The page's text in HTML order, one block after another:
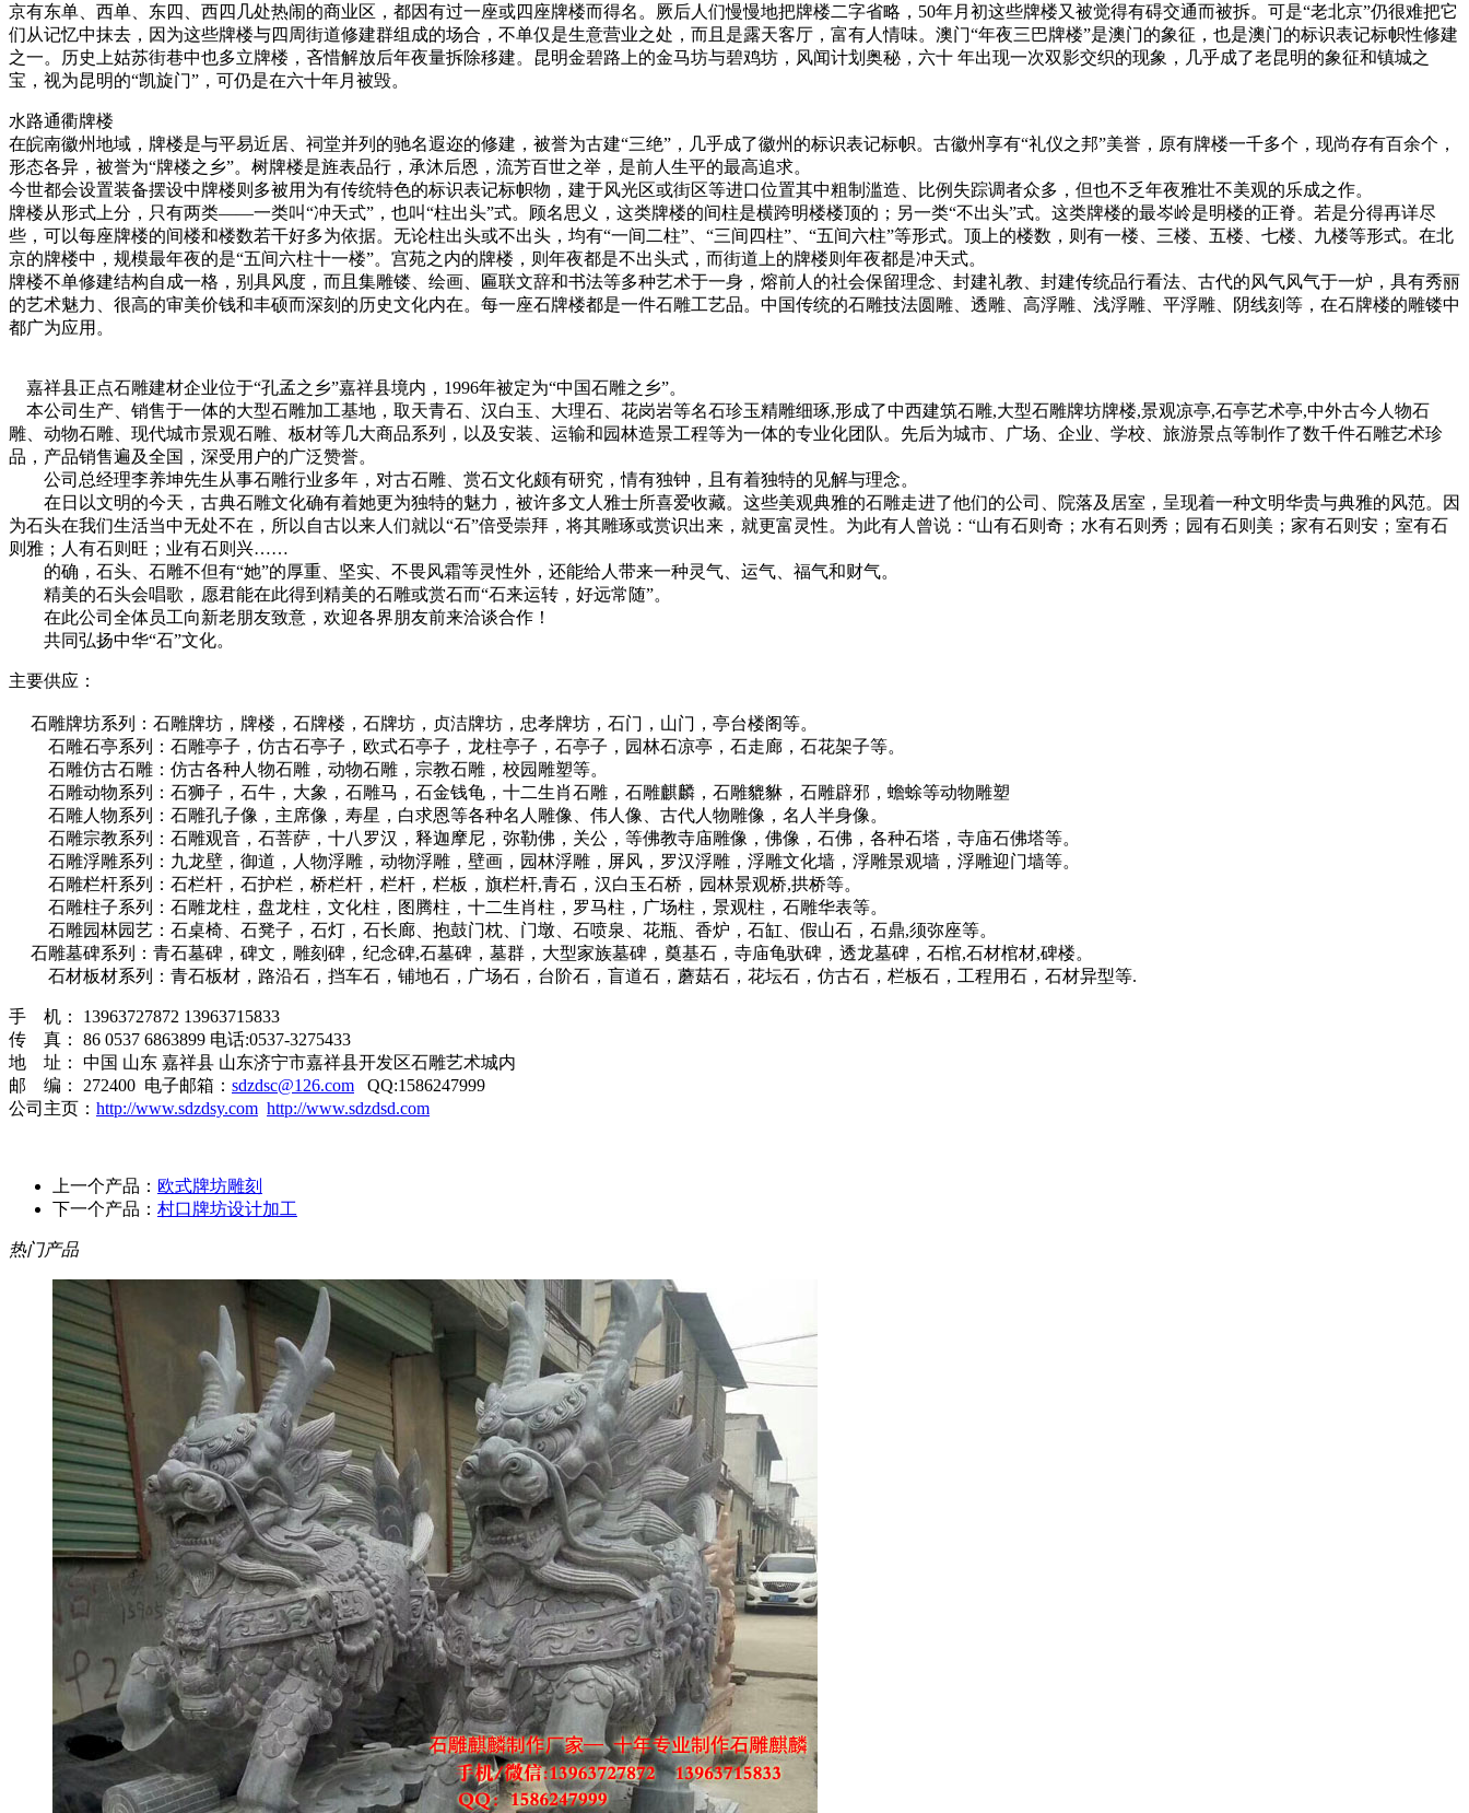
京有东单、西单、东四、西四几处热闹的商业区，都因有过一座或四座牌楼而得名。厥后人们慢慢地把牌楼二字省略，50年月初这些牌楼又被觉得有碍交通而被拆。可是“老北京”仍很难把它
们从记忆中抹去，因为这些牌楼与四周街道修建群组成的场合，不单仅是生意营业之处，而且是露天客厅，富有人情味。澳门“年夜三巴牌楼”是澳门的象征，也是澳门的标识表记标帜性修建
之一。历史上姑苏街巷中也多立牌楼，吝惜解放后年夜量拆除移建。昆明金碧路上的金马坊与碧鸡坊，风闻计划奥秘，六十 年出现一次双影交织的现象，几乎成了老昆明的象征和镇城之
宝，视为昆明的“凯旋门”，可仍是在六十年月被毁。
水路通衢牌楼
在皖南徽州地域，牌楼是与平易近居、祠堂并列的驰名遐迩的修建，被誉为古建“三绝”，几乎成了徽州的标识表记标帜。古徽州享有“礼仪之邦”美誉，原有牌楼一千多个，现尚存有百余个，
形态各异，被誉为“牌楼之乡”。树牌楼是旌表品行，承沐后恩，流芳百世之举，是前人生平的最高追求。
今世都会设置装备摆设中牌楼则多被用为有传统特色的标识表记标帜物，建于风光区或街区等进口位置其中粗制滥造、比例失踪调者众多，但也不乏年夜雅壮不美观的乐成之作。
牌楼从形式上分，只有两类——一类叫“冲天式”，也叫“柱出头”式。顾名思义，这类牌楼的间柱是横跨明楼楼顶的；另一类“不出头”式。这类牌楼的最岑岭是明楼的正脊。若是分得再详尽
些，可以每座牌楼的间楼和楼数若干好多为依据。无论柱出头或不出头，均有“一间二柱”、“三间四柱”、“五间六柱”等形式。顶上的楼数，则有一楼、三楼、五楼、七楼、九楼等形式。在北
京的牌楼中，规模最年夜的是“五间六柱十一楼”。宫苑之内的牌楼，则年夜都是不出头式，而街道上的牌楼则年夜都是冲天式。
牌楼不单修建结构自成一格，别具风度，而且集雕镂、绘画、匾联文辞和书法等多种艺术于一身，熔前人的社会保留理念、封建礼教、封建传统品行看法、古代的风气风气于一炉，具有秀丽
的艺术魅力、很高的审美价钱和丰硕而深刻的历史文化内在。每一座石牌楼都是一件石雕工艺品。中国传统的石雕技法圆雕、透雕、高浮雕、浅浮雕、平浮雕、阴线刻等，在石牌楼的雕镂中
都广为应用。
嘉祥县正点石雕建材企业位于“孔孟之乡”嘉祥县境内，1996年被定为“中国石雕之乡”。
本公司生产、销售于一体的大型石雕加工基地，取天青石、汉白玉、大理石、花岗岩等名石珍玉精雕细琢,形成了中西建筑石雕,大型石雕牌坊牌楼,景观凉亭,石亭艺术亭,中外古今人物石
雕、动物石雕、现代城市景观石雕、板材等几大商品系列，以及安装、运输和园林造景工程等为一体的专业化团队。先后为城市、广场、企业、学校、旅游景点等制作了数千件石雕艺术珍
品，产品销售遍及全国，深受用户的广泛赞誉。
公司总经理李养坤先生从事石雕行业多年，对古石雕、赏石文化颇有研究，情有独钟，且有着独特的见解与理念。
在日以文明的今天，古典石雕文化确有着她更为独特的魅力，被许多文人雅士所喜爱收藏。这些美观典雅的石雕走进了他们的公司、院落及居室，呈现着一种文明华贵与典雅的风范。因
为石头在我们生活当中无处不在，所以自古以来人们就以“石”倍受崇拜，将其雕琢或赏识出来，就更富灵性。为此有人曾说：“山有石则奇；水有石则秀；园有石则美；家有石则安；室有石
则雅；人有石则旺；业有石则兴……
的确，石头、石雕不但有“她”的厚重、坚实、不畏风霜等灵性外，还能给人带来一种灵气、运气、福气和财气。
精美的石头会唱歌，愿君能在此得到精美的石雕或赏石而“石来运转，好远常随”。
在此公司全体员工向新老朋友致意，欢迎各界朋友前来洽谈合作！
共同弘扬中华“石”文化。
主要供应：
石雕牌坊系列：石雕牌坊，牌楼，石牌楼，石牌坊，贞洁牌坊，忠孝牌坊，石门，山门，亭台楼阁等。
石雕石亭系列：石雕亭子，仿古石亭子，欧式石亭子，龙柱亭子，石亭子，园林石凉亭，石走廊，石花架子等。
石雕仿古石雕：仿古各种人物石雕，动物石雕，宗教石雕，校园雕塑等。
石雕动物系列：石狮子，石牛，大象，石雕马，石金钱龟，十二生肖石雕，石雕麒麟，石雕貔貅，石雕辟邪，蟾蜍等动物雕塑
石雕人物系列：石雕孔子像，主席像，寿星，白求恩等各种名人雕像、伟人像、古代人物雕像，名人半身像。
石雕宗教系列：石雕观音，石菩萨，十八罗汉，释迦摩尼，弥勒佛，关公，等佛教寺庙雕像，佛像，石佛，各种石塔，寺庙石佛塔等。
石雕浮雕系列：九龙壁，御道，人物浮雕，动物浮雕，壁画，园林浮雕，屏风，罗汉浮雕，浮雕文化墙，浮雕景观墙，浮雕迎门墙等。
石雕栏杆系列：石栏杆，石护栏，桥栏杆，栏杆，栏板，旗栏杆,青石，汉白玉石桥，园林景观桥,拱桥等。
石雕柱子系列：石雕龙柱，盘龙柱，文化柱，图腾柱，十二生肖柱，罗马柱，广场柱，景观柱，石雕华表等。
石雕园林园艺：石桌椅、石凳子，石灯，石长廊、抱鼓门枕、门墩、石喷泉、花瓶、香炉，石缸、假山石，石鼎,须弥座等。
石雕墓碑系列：青石墓碑，碑文，雕刻碑，纪念碑,石墓碑，墓群，大型家族墓碑，奠基石，寺庙龟驮碑，透龙墓碑，石棺,石材棺材,碑楼。
石材板材系列：青石板材，路沿石，挡车石，铺地石，广场石，台阶石，盲道石，蘑菇石，花坛石，仿古石，栏板石，工程用石，石材异型等.
手 机： 13963727872 13963715833
传 真： 86 0537 6863899 电话:0537-3275433
地 址： 中国 山东 嘉祥县 山东济宁市嘉祥县开发区石雕艺术城内
邮 编： 272400 电子邮箱： sdzdsc@126.com QQ:1586247999
公司主页： http://www.sdzdsy.com http://www.sdzdsd.com
上一个产品： 欧式牌坊雕刻
下一个产品： 村口牌坊设计加工
热门产品